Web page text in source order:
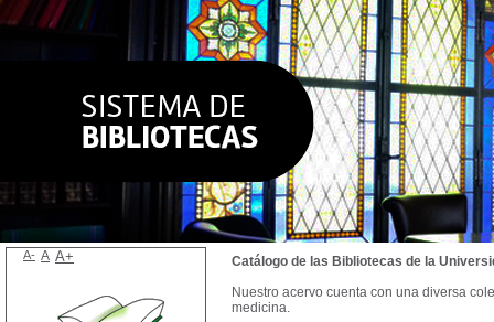
Catálogo de las Bibliotecas de la
Nuestro acervo cuenta con una diversa
medicina.
A- A A+